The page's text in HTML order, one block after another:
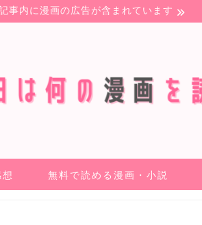
事内に漫画の広告が含まれています
無料で読める漫画・小説